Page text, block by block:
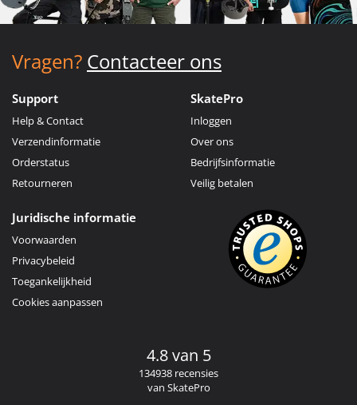
Vragen? Contacteer ons
Support
Help & Contact
Verzendinformatie
Orderstatus
Retourneren
SkatePro
Inloggen
Over ons
Bedrijfsinformatie
Veilig betalen
Juridische informatie
Voorwaarden
Privacybeleid
Toegankelijkheid
Cookies aanpassen
4.8 van 5
134938 recensies
van SkatePro